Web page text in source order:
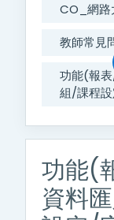
CO_網路
教師常見
功能(報
組/課程
功能(
資料